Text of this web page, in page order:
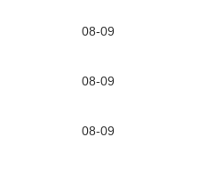
08-09
08-09
08-09